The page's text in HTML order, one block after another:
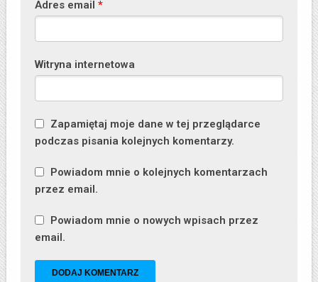
Adres email *
Witryna internetowa
Zapamiętaj moje dane w tej przeglądarce
podczas pisania kolejnych komentarzy.
Powiadom mnie o kolejnych komentarzach
przez email.
Powiadom mnie o nowych wpisach przez
email.